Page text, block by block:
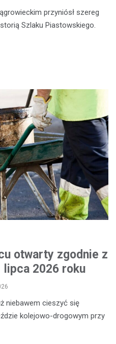
przyniósł szereg
Szlaku Piastowskiego.
otwarty zgodnie z
lipca 2026 roku
niebawem cieszyć się
kolejowo-drogowym przy